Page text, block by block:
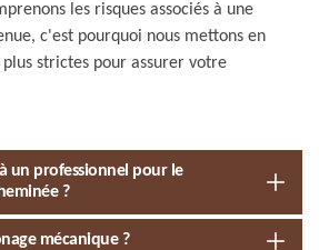
les risques associés à une
c'est pourquoi nous mettons en
strictes pour assurer votre
un professionnel pour le
?
mécanique ?